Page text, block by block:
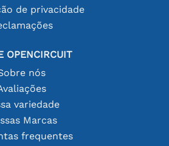
de privacidade
OPENCIRCUIT
nós
variedade
Marcas
frequentes